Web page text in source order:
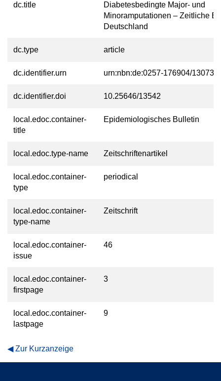
dc.title
Diabetesbedingte Major- und
Minoramputationen – Zeitliche
Deutschland
dc.type article
dc.identifier.urn urn:nbn:de:0257-176904/13073-4
dc.identifier.doi 10.25646/13542
local.edoc.container-
title
Epidemiologisches Bulletin
local.edoc.type-name Zeitschriftenartikel
local.edoc.container-
type
periodical
local.edoc.container-
type-name
Zeitschrift
local.edoc.container-
issue
46
local.edoc.container-
firstpage
3
local.edoc.container-
lastpage
9
Zur Kurzanzeige